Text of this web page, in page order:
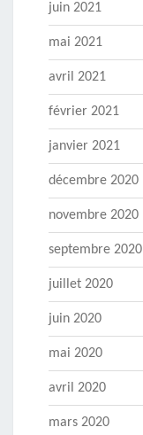
juin 2021
mai 2021
avril 2021
février 2021
janvier 2021
décembre 2020
novembre 2020
septembre 2020
juillet 2020
juin 2020
mai 2020
avril 2020
mars 2020